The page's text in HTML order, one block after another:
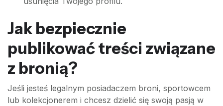
Jak bezpiecznie
publikować treści związane
z bronią?
Jeśli jesteś legalnym posiadaczem broni, sportowcem
lub kolekcjonerem i chcesz dzielić się swoją pasją w